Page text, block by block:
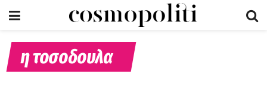
η τοσοδουλα